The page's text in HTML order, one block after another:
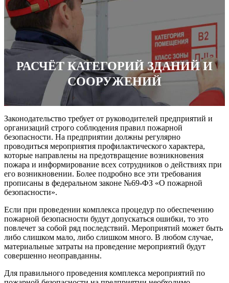
РАСЧЁТ КАТЕГОРИЙ ЗДАНИЙ И
СООРУЖЕНИЙ
Законодательство требует от руководителей предприятий и
организаций строго соблюдения правил пожарной
безопасности. На предприятии должны регулярно
проводиться мероприятия профилактического характера,
которые направлены на предотвращение возникновения
пожара и информирование всех сотрудников о действиях при
его возникновении. Более подробно все эти требования
прописаны в федеральном законе №69-ФЗ «О пожарной
безопасности».
Если при проведении комплекса процедур по обеспечению
пожарной безопасности будут допускаться ошибки, то это
повлечет за собой ряд последствий. Мероприятий может быть
либо слишком мало, либо слишком много. В любом случае,
материальные затраты на проведение мероприятий будут
совершенно неоправданны.
Для правильного проведения комплекса мероприятий по